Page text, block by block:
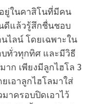
ยู่ในคาสิโนที่มีคน
แล้วรู้สึกชื่นชอบ
ไลน์ โดยเฉพาะใน
ทั่วทุกทิศ และมีวิธี
ก เพียงมีลูกไฮโล 3
เอาลูกไฮโลมาใส่
าครอบปิดเอาไว้